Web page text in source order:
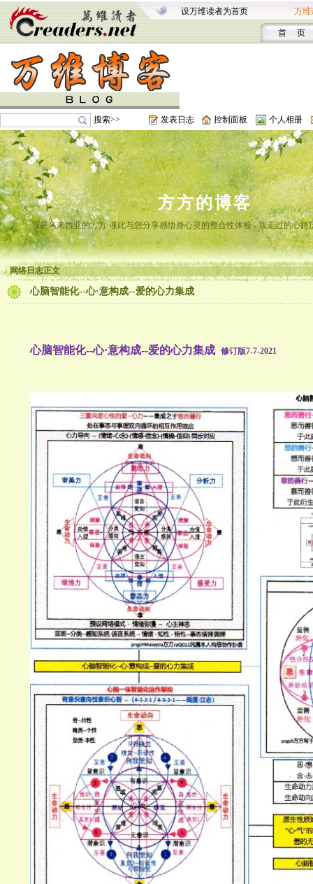
设万维读者为首页 万维
首 页
搜索>> 发表日志 控制面板 个人相册
方方的博客
我是马来西亚的方方 谨此与您分享感悟身心灵的整合性体验 - 我走过的心路
网络日志正文
心脑智能化--心·意构成--爱的心力集成
心脑智能化--心·意构成--爱的心力集成 修订版7-7-2021